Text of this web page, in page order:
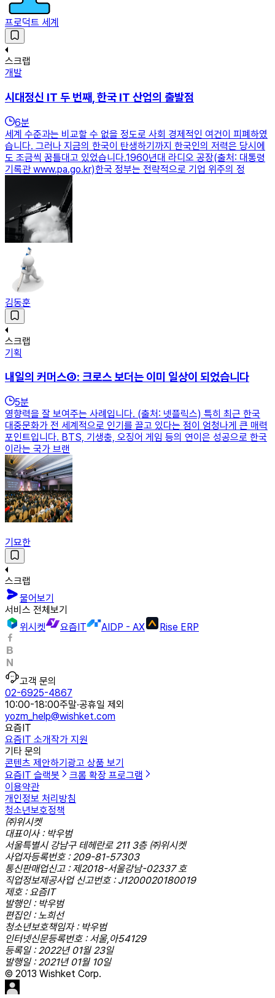
프로덕트 세계
스크랩
개발
시대정신 IT 두 번째, 한국 IT 산업의 출발점
6분
세계 수준과는 비교할 수 없을 정도로 사회 경제적인 여건이 피폐하였
습니다. 그러나 지금의 한국이 탄생하기까지 한국인의 저력은 당시에
도 조금씩 꿈틀대고 있었습니다.1960년대 라디오 공장(출처: 대통령
기록관 www.pa.go.kr)한국 정부는 전략적으로 기업 위주의 정
김동훈
스크랩
기획
내일의 커머스④: 크로스 보더는 이미 일상이 되었습니다
5분
영향력을 잘 보여주는 사례입니다. (출처: 넷플릭스) 특히 최근 한국
대중문화가 전 세계적으로 인기를 끌고 있다는 점이 엄청나게 큰 매력
포인트입니다. BTS, 기생충, 오징어 게임 등의 연이은 성공으로 한국
이라는 국가 브랜
기묘한
스크랩
물어보기
서비스 전체보기
위시켓
요즘IT AIDP - AX Rise ERP
고객 문의
02-6925-4867
10:00-18:00주말·공휴일 제외
yozm_help@wishket.com
요즘IT
요즘IT 소개작가 지원
기타 문의
콘텐츠 제안하기 광고 상품 보기
요즘IT 슬랙봇
크롬 확장 프로그램
이용약관
개인정보 처리방침
청소년보호정책
㈜위시켓
대표이사 : 박우범
서울특별시 강남구 테헤란로 211 3층 ㈜위시켓
사업자등록번호 : 209-81-57303
통신판매업신고 : 제2018-서울강남-02337 호
직업정보제공사업 신고번호 : J1200020180019
제호 : 요즘IT
발행인 : 박우범
편집인 : 노희선
청소년보호책임자 : 박우범
인터넷신문등록번호 : 서울,아54129
등록일 : 2022년 01월 23일
발행일 : 2021년 01월 10일
© 2013 Wishket Corp.